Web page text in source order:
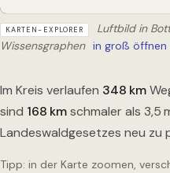
KARTEN-EXPLORER
Luftbild in
Wissensgraphen in groß
Im Kreis verlaufen 348 km
sind 168 kmschmaler als 3,5
Landeswaldgesetzes neu zu
Tipp: in der Karte zoomen,